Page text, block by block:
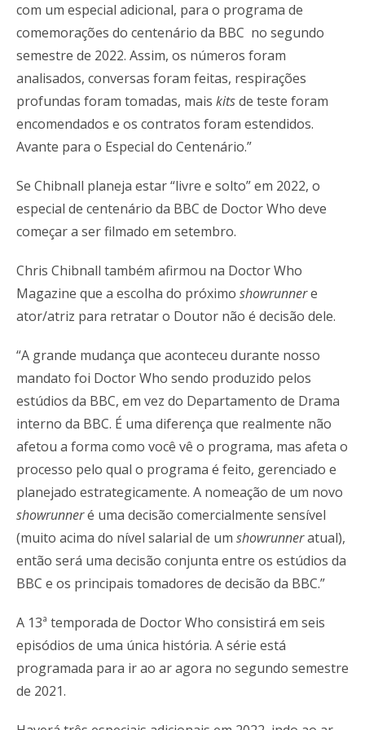
com um especial adicional, para o programa de
comemorações do centenário da BBC no segundo
semestre de 2022. Assim, os números foram
analisados, conversas foram feitas, respirações
profundas foram tomadas, mais kitsde teste foram
encomendados e os contratos foram estendidos.
Avante para o Especial do Centenário.”
Se Chibnall planeja estar “livre e solto” em 2022, o
especial de centenário da BBC de Doctor Who deve
começar a ser filmado em setembro.
Chris Chibnall também afirmou na Doctor Who
Magazine que a escolha do próximo showrunnere
ator/atriz para retratar o Doutor não é decisão dele.
“A grande mudança que aconteceu durante nosso
mandato foi Doctor Who sendo produzido pelos
estúdios da BBC, em vez do Departamento de Drama
interno da BBC. É uma diferença que realmente não
afetou a forma como você vê o programa, mas afeta o
processo pelo qual o programa é feito, gerenciado e
planejado estrategicamente. A nomeação de um novo
showrunneré uma decisão comercialmente sensível
(muito acima do nível salarial de um showrunneratual),
então será uma decisão conjunta entre os estúdios da
BBC e os principais tomadores de decisão da BBC.”
A 13ª temporada de Doctor Who consistirá em seis
episódios de uma única história. A série está
programada para ir ao ar agora no segundo semestre
de 2021.